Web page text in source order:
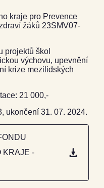
kraje pro Prevence
žáků 23SMV07-
projektů škol
výchovu, upevnění
krize mezilidských
21 000,-
ukončení 31. 07. 2024.
KRAJE -